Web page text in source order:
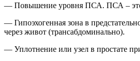
— Повышение уровня ПСА. ПСА – это
— Гипоэхогенная зона в
через живот (трансабдоминально).
— Уплотнение или узел в простате